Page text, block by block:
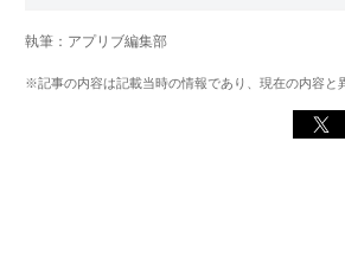
ゲームだけでも1,000本以上。ゲー
くして面白さを引き出し、人々に伝
執筆：アプリブ編集部
※記事の内容は記載当時の情報であり、現在の内容と